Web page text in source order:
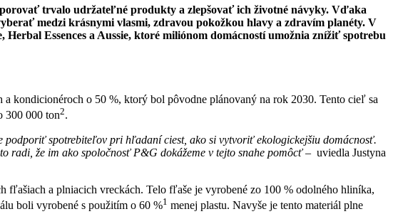
trvalo udržateľné produkty a zlepšovať ich životné návyky. Vďaka
medzi krásnymi vlasmi, zdravou pokožkou hlavy a zdravím planéty. V
Essences a Aussie, ktoré miliónom domácností umožnia znížiť spotrebu
kondicionéroch o 50 %, ktorý bol pôvodne plánovaný na rok 2030. Tento cieľ sa
300 000 ton2.
podporiť spotrebiteľov pri hľadaní ciest, ako si vytvoriť ekologickejšiu domácnosť.
radi, že im ako spoločnosť P&G dokážeme v tejto snahe pomôcť– uviedla Justyna
fľašiach a plniacich vreckách. Telo fľaše je vyrobené zo 100 % odolného hliníka,
boli vyrobené s použitím o 60 %1 menej plastu. Navyše je tento materiál plne